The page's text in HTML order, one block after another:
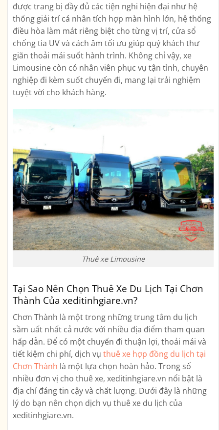
được trang bị đầy đủ các tiện nghi hiện đại như hệ
thống giải trí cá nhân tích hợp màn hình lớn, hệ thống
điều hòa làm mát riêng biệt cho từng vị trí, cửa sổ
chống tia UV và cách âm tối ưu giúp quý khách thư
giãn thoải mái suốt hành trình. Không chỉ vậy, xe
Limousine còn có nhân viên phục vụ tận tình, chuyên
nghiệp đi kèm suốt chuyến đi, mang lại trải nghiệm
tuyệt vời cho khách hàng.
Thuê xe Limousine
Tại Sao Nên Chọn Thuê Xe Du Lịch Tại Chơn
Thành Của xeditinhgiare.vn?
Chơn Thành là một trong những trung tâm du lịch
sầm uất nhất cả nước với nhiều địa điểm tham quan
hấp dẫn. Để có một chuyến đi thuận lợi, thoải mái và
tiết kiệm chi phí, dịch vụ thuê xe hợp đồng du lịch tại
Chơn Thành là một lựa chọn hoàn hảo. Trong số
nhiều đơn vị cho thuê xe, xeditinhgiare.vn nổi bật là
địa chỉ đáng tin cậy và chất lượng. Dưới đây là những
lý do bạn nên chọn dịch vụ thuê xe du lịch của
xeditinhgiare.vn.